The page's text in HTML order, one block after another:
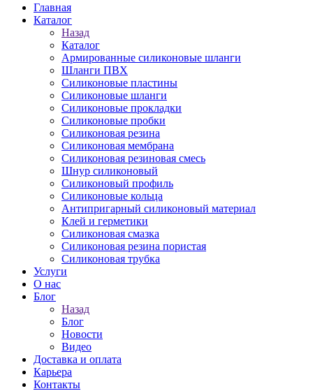
Главная
Каталог
Назад
Каталог
Армированные силиконовые шланги
Шланги ПВХ
Силиконовые пластины
Силиконовые шланги
Силиконовые прокладки
Силиконовые пробки
Силиконовая резина
Силиконовая мембрана
Силиконовая резиновая смесь
Шнур силиконовый
Силиконовый профиль
Силиконовые кольца
Антипригарный силиконовый материал
Клей и герметики
Силиконовая смазка
Силиконовая резина пористая
Силиконовая трубка
Услуги
О нас
Блог
Назад
Блог
Новости
Видео
Доставка и оплата
Карьера
Контакты